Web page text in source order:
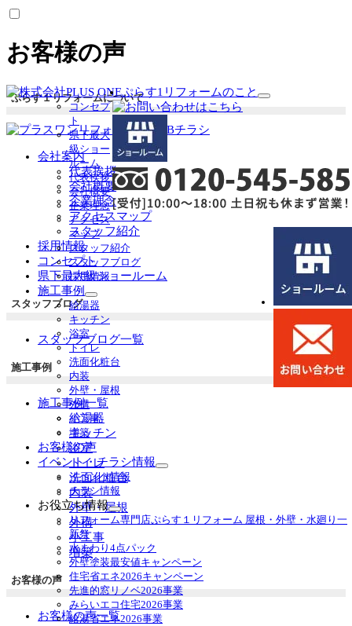
お客様の声
ぷらす1リフォームのこと
サ
ー
を
展
コンセプ
ト
県下最大
級ショー
ルーム
代表挨拶
会社概要
企業理念
アクセス
マップ
スタッフ紹介
スタッフブログ
採用情報
施工事例
サ
ブ
ニ
ュ
展
開
給湯器
キッチン
浴室
トイレ
洗面化粧台
内装
外壁・屋根
外構
小工事
増築
お客様の声
イベント・チラシ情報
サ
ニ
ュ
を
展
開
イベント情報
チラシ情報
お役立ち情報
サ
メ
ニ
ュ
ー
を
展
リフォーム専門店ぷらす１リフォーム 屋根・外壁・水廻り一
新祭
水まわり4点パック
外壁塗装最安値キャンペーン
住宅省エネ2026キャンペーン
先進的窓リノベ2026事業
みらいエコ住宅2026事業
給湯省エネ2026事業
ぷらす１リフォームについて
会社案内
代表挨拶
会社概要
企業理念
アクセスマップ
スタッフ紹介
採用情報
コンセプト
県下最大級ショールーム
スタッフブログ
スタッフブログ一覧
施工事例
施工事例一覧
給湯器
キッチン
浴室
トイレ
洗面化粧台
内装
外壁・屋根
外構
小工事
増築
お客様の声
お客様の声一覧